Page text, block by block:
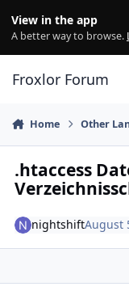
View in the app
A better way to browse.
Froxlor Forum
Home Other
.htaccess
nightshiftAugust